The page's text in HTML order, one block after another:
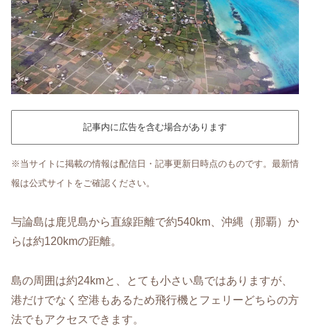
記事内に広告を含む場合があります
※当サイトに掲載の情報は配信日・記事更新日時点のものです。最新情
報は公式サイトをご確認ください。
与論島は鹿児島から直線距離で約540km、沖縄（那覇）か
らは約120kmの距離。
島の周囲は約24kmと、とても小さい島ではありますが、
港だけでなく空港もあるため飛行機とフェリーどちらの方
法でもアクセスできます。